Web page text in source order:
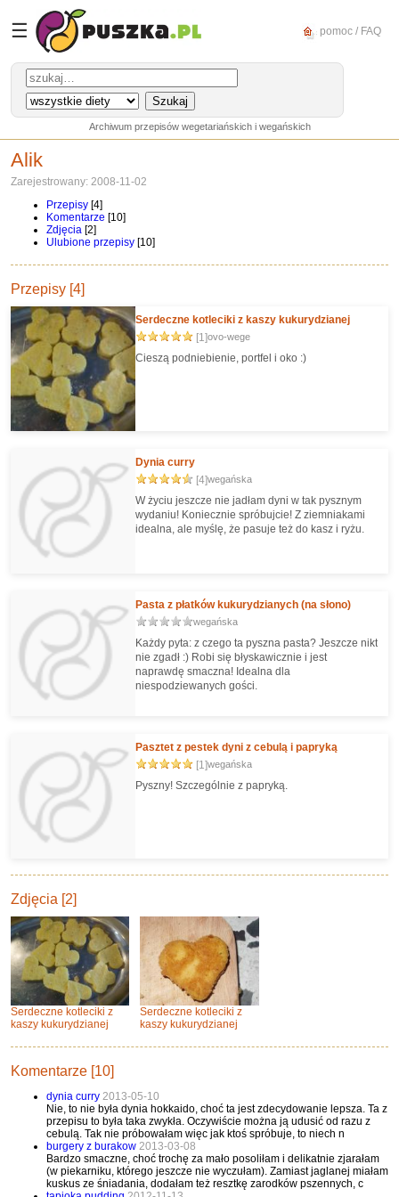
☰ pomoc / FAQ
Archiwum przepisów wegetariańskich i wegańskich
Alik
Zarejestrowany: 2008-11-02
Przepisy [4]
Komentarze [10]
Zdjęcia [2]
Ulubione przepisy [10]
Przepisy [4]
Serdeczne kotleciki z kaszy kukurydzianej
[1]ovo-wege
Cieszą podniebienie, portfel i oko :)
Dynia curry
[4]wegańska
W życiu jeszcze nie jadłam dyni w tak pysznym
wydaniu! Koniecznie spróbujcie! Z ziemniakami
idealna, ale myślę, że pasuje też do kasz i ryżu.
Pasta z płatków kukurydzianych (na słono)
wegańska
Każdy pyta: z czego ta pyszna pasta? Jeszcze nikt
nie zgadł :) Robi się błyskawicznie i jest
naprawdę smaczna! Idealna dla
niespodziewanych gości.
Pasztet z pestek dyni z cebulą i papryką
[1]wegańska
Pyszny! Szczególnie z papryką.
Zdjęcia [2]
Serdeczne kotleciki z
kaszy kukurydzianej
Serdeczne kotleciki z
kaszy kukurydzianej
Komentarze [10]
dynia curry 2013-05-10
Nie, to nie była dynia hokkaido, choć ta jest zdecydowanie lepsza. Ta z
przepisu to była taka zwykła. Oczywiście można ją udusić od razu z
cebulą. Tak nie próbowałam więc jak ktoś spróbuje, to niech n
burgery z burakow 2013-03-08
Bardzo smaczne, choć trochę za mało posoliłam i delikatnie zjarałam
(w piekarniku, którego jeszcze nie wyczułam). Zamiast jaglanej miałam
kuskus ze śniadania, dodałam też resztkę zarodków pszennych, c